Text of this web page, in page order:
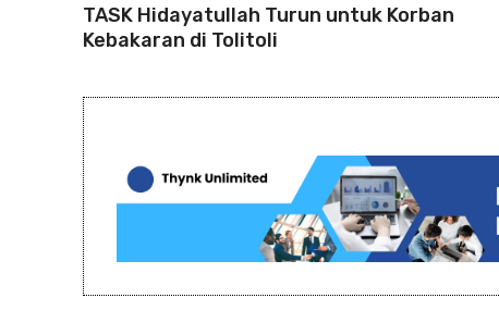
TASK Hidayatullah Turun untuk Korban
Kebakaran di Tolitoli